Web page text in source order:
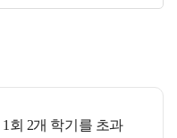
회 2개 학기를 초과